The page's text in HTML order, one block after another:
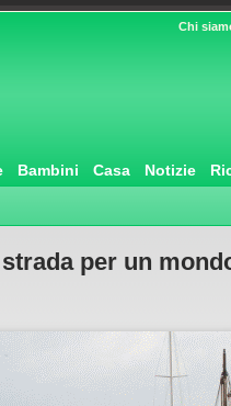
Chi
Bambini Casa Notizie
per un